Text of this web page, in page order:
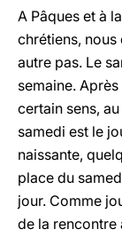
A Pâques et à
chrétiens,
autre pas. Le
semaine.
certain sens,
samedi est le
naissante,
place du
jour. Comme
de la rencontre